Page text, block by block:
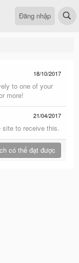
Đăng nhập
18/10/2017
to one of your
more!
21/04/2017
site to receive this.
có thể đạt được